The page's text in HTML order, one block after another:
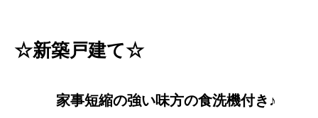
☆新築戸建て☆
家事短縮の強い味方の食洗機付き♪